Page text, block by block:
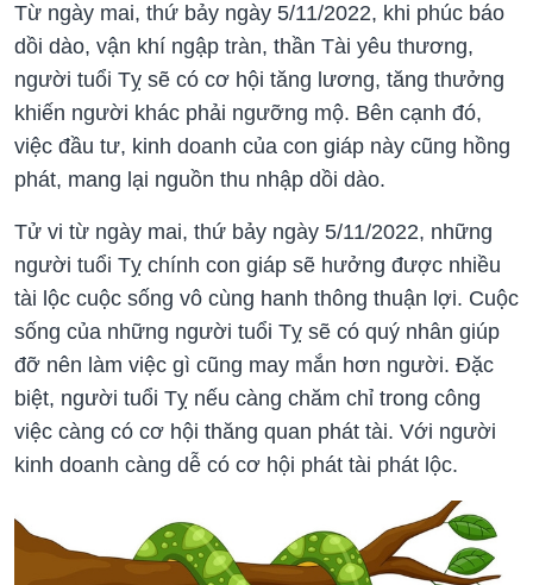
Từ ngày mai, thứ bảy ngày 5/11/2022, khi phúc báo
dồi dào, vận khí ngập tràn, thần Tài yêu thương,
người tuổi Tỵ sẽ có cơ hội tăng lương, tăng thưởng
khiến người khác phải ngưỡng mộ. Bên cạnh đó,
việc đầu tư, kinh doanh của con giáp này cũng hồng
phát, mang lại nguồn thu nhập dồi dào.
Tử vi từ ngày mai, thứ bảy ngày 5/11/2022, những
người tuổi Tỵ chính con giáp sẽ hưởng được nhiều
tài lộc cuộc sống vô cùng hanh thông thuận lợi. Cuộc
sống của những người tuổi Tỵ sẽ có quý nhân giúp
đỡ nên làm việc gì cũng may mắn hơn người. Đặc
biệt, người tuổi Tỵ nếu càng chăm chỉ trong công
việc càng có cơ hội thăng quan phát tài. Với người
kinh doanh càng dễ có cơ hội phát tài phát lộc.